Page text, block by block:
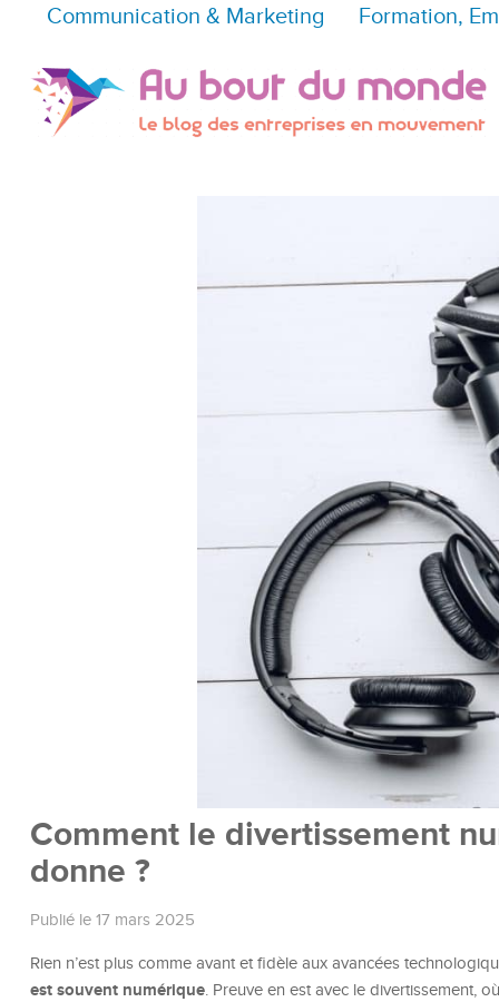
Communication & Marketing Formation,
Comment le divertissement
donne ?
Publié le 17 mars 2025
Rien n’est plus comme avant et fidèle aux avancées
est souvent numérique. Preuve en est avec le divertissement,